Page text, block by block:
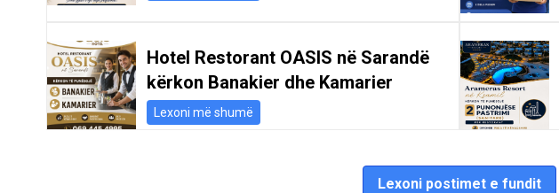
Hotel Restorant OASIS në Sarandë
kërkon Banakier dhe Kamarier
Lexoni më shumë
Lexoni postimet e fundit